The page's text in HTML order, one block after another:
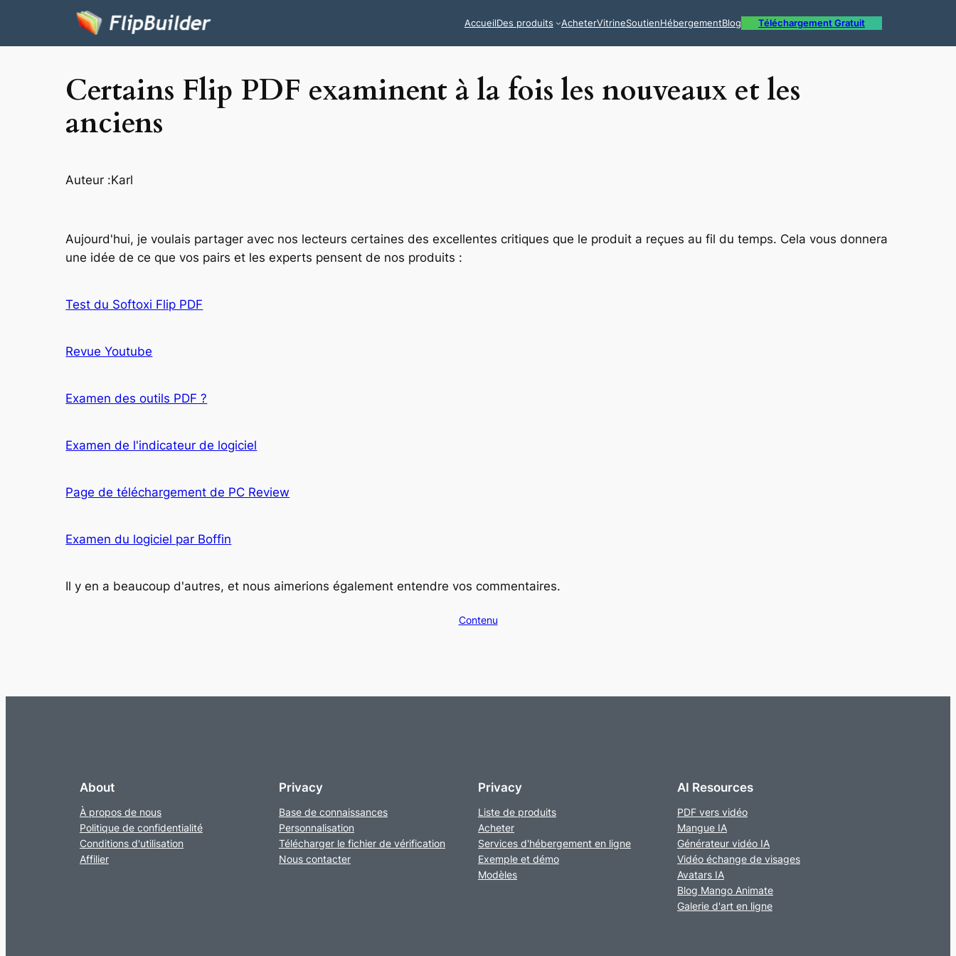
AccueilDes produits AcheterVitrineSoutienHébergementBlog Téléchargement Gratuit
Certains Flip PDF examinent à la fois les nouveaux et les
anciens
Auteur :Karl
Aujourd'hui, je voulais partager avec nos lecteurs certaines des excellentes critiques que le produit a reçues au fil du temps. Cela vous donnera
une idée de ce que vos pairs et les experts pensent de nos produits :
Test du Softoxi Flip PDF
Revue Youtube
Examen des outils PDF ?
Examen de l'indicateur de logiciel
Page de téléchargement de PC Review
Examen du logiciel par Boffin
Il y en a beaucoup d'autres, et nous aimerions également entendre vos commentaires.
Contenu
About
À propos de nous
Politique de confidentialité
Conditions d'utilisation
Affilier
Privacy
Base de connaissances
Personnalisation
Télécharger le fichier de vérification
Nous contacter
Privacy
Liste de produits
Acheter
Services d'hébergement en ligne
Exemple et démo
Modèles
AI Resources
PDF vers vidéo
Mangue IA
Générateur vidéo IA
Vidéo échange de visages
Avatars IA
Blog Mango Animate
Galerie d'art en ligne